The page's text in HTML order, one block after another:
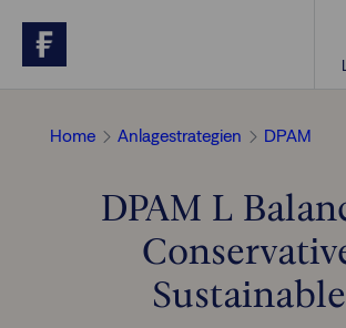
Beratungs-Tools
Anlagethemen
Home Anlagestrategien DPAM
DPAM L
Sustainable